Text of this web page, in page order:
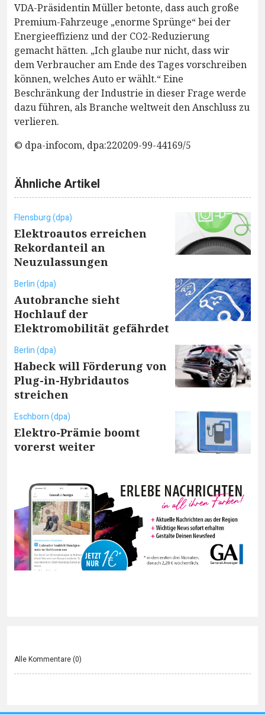
VDA-Präsidentin Müller betonte, dass auch große
Premium-Fahrzeuge „enorme Sprünge“ bei der
Energieeffizienz und der CO2-Reduzierung
gemacht hätten. „Ich glaube nur nicht, dass wir
dem Verbraucher am Ende des Tages vorschreiben
können, welches Auto er wählt.“ Eine
Beschränkung der Industrie in dieser Frage werde
dazu führen, als Branche weltweit den Anschluss zu
verlieren.
© dpa-infocom, dpa:220209-99-44169/5
Ähnliche Artikel
Flensburg (dpa)
Elektroautos erreichen
Rekordanteil an
Neuzulassungen
Berlin (dpa)
Autobranche sieht
Hochlauf der
Elektromobilität gefährdet
Berlin (dpa)
Habeck will Förderung von
Plug-in-Hybridautos
streichen
Eschborn (dpa)
Elektro-Prämie boomt
vorerst weiter
Alle Kommentare (0)